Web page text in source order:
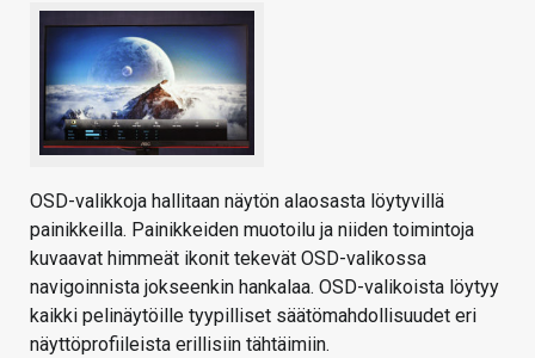
OSD-valikkoja hallitaan näytön alaosasta löytyvillä
painikkeilla. Painikkeiden muotoilu ja niiden toimintoja
kuvaavat himmeät ikonit tekevät OSD-valikossa
navigoinnista jokseenkin hankalaa. OSD-valikoista löytyy
kaikki pelinäytöille tyypilliset säätömahdollisuudet eri
näyttöprofiileista erillisiin tähtäimiin.